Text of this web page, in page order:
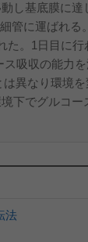
し基底膜に
管に運ばれる。
。1日目に
ス吸収の能力
は異なり環境
下でグルコ
法